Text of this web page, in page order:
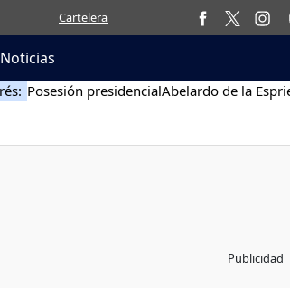
Cartelera
Noticias
Posesión presidencialAbelardo de la